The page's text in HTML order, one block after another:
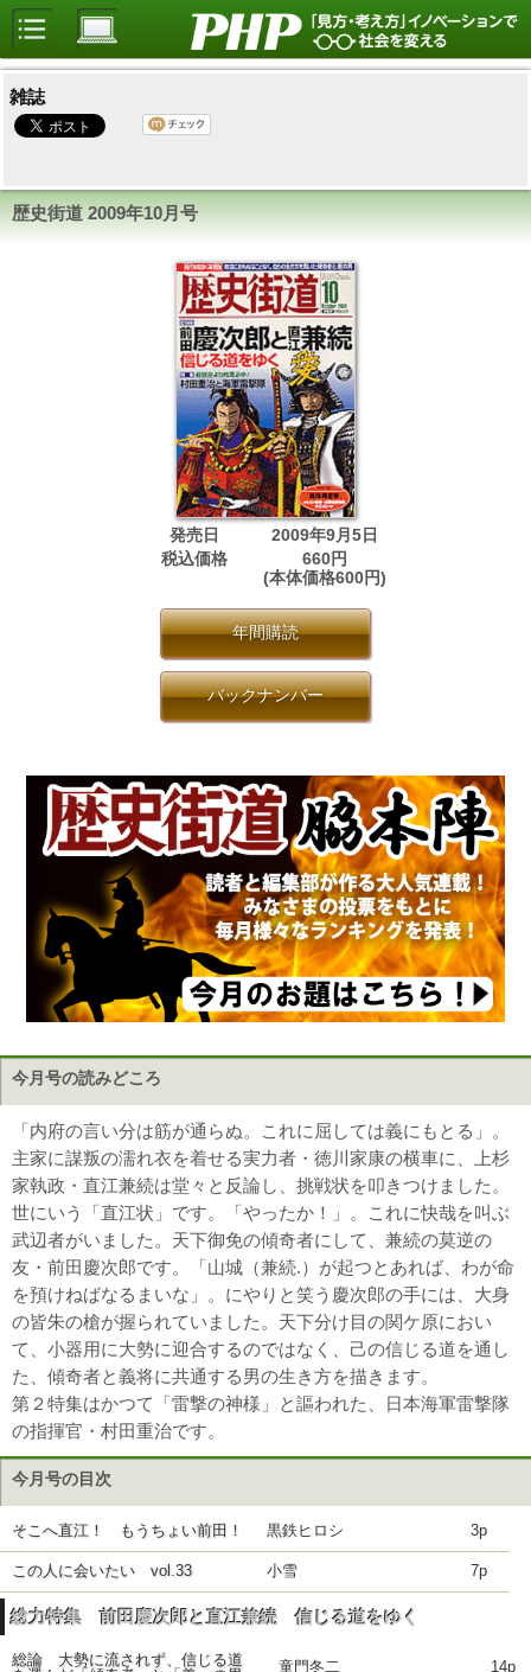
雑誌
歴史街道 2009年10月号
発売日
2009年9月5日
税込価格
660円
(本体価格600円)
年間購読
バックナンバー
今月号の読みどころ
「内府の言い分は筋が通らぬ。これに屈しては義にもとる」。
主家に謀叛の濡れ衣を着せる実力者・徳川家康の横車に、上杉
家執政・直江兼続は堂々と反論し、挑戦状を叩きつけました。
世にいう「直江状」です。「やったか！」。これに快哉を叫ぶ
武辺者がいました。天下御免の傾奇者にして、兼続の莫逆の
友・前田慶次郎です。「山城（兼続.）が起つとあれば、わが命
を預けねばなるまいな」。にやりと笑う慶次郎の手には、大身
の皆朱の槍が握られていました。天下分け目の関ケ原におい
て、小器用に大勢に迎合するのではなく、己の信じる道を通し
た、傾奇者と義将に共通する男の生き方を描きます。
第２特集はかつて「雷撃の神様」と謳われた、日本海軍雷撃隊
の指揮官・村田重治です。
今月号の目次
そこへ直江！ もうちょい前田！ 黒鉄ヒロシ 3p
この人に会いたい vol.33 小雪 7p
総力特集 前田慶次郎と直江兼続 信じる道をゆく
総論 大勢に流されず、信じる道
童門冬二 14p